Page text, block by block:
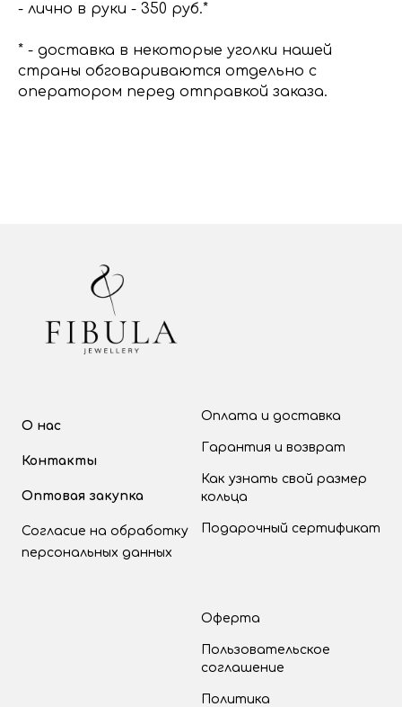
- лично в руки - 350 руб.*
* - доставка в некоторые уголки нашей
страны обговариваются отдельно с
оператором перед отправкой заказа.
О нас
Контакты
Оптовая закупка
Согласие на обработку
персональных данных
Оплата и доставка
Гарантия и возврат
Как узнать свой размер
кольца
Подарочный сертификат
Оферта
Пользовательское
соглашение
Политика